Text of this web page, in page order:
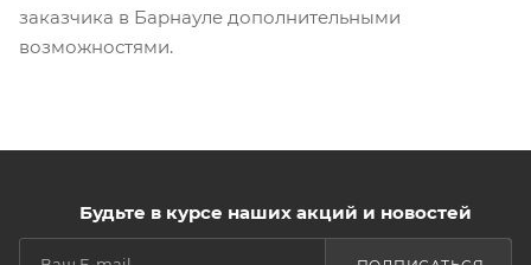
заказчика в Барнауле дополнительными
возможностями.
Будьте в курсе наших акций и новостей